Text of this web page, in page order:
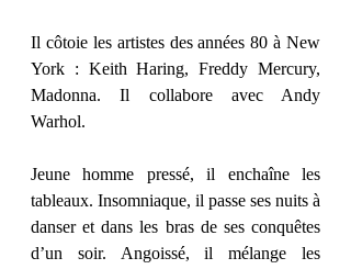
Il côtoie les artistes des années 80 à New
York : Keith Haring, Freddy Mercury,
Madonna. Il collabore avec Andy
Warhol.
Jeune homme pressé, il enchaîne les
tableaux. Insomniaque, il passe ses nuits à
danser et dans les bras de ses conquêtes
d’un soir. Angoissé, il mélange les